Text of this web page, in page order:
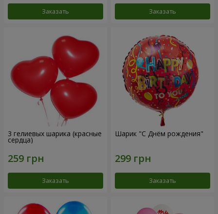
Заказать Заказать
3 гелиевых шарика (красные
сердца)
Заказать
Шарик "С Днём рождения"
Заказать